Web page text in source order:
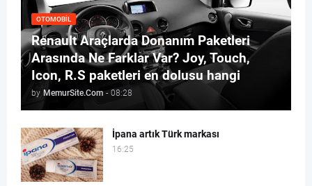
OTOMOBIL
Renault Araçlarda Donanım Paketleri
Arasında Ne Farklar Var? Joy, Touch,
Icon, R.S paketleri en dolusu hangi
by MemurSite.Com - 08:28
İpana artık Türk markası
16:25